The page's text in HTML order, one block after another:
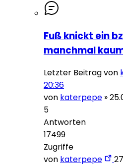
Fuß knickt ein
manchmal
Letzter Beitrag von
20:36
von katerpepe »
5
Antworten
17499
Zugriffe
von katerpepe